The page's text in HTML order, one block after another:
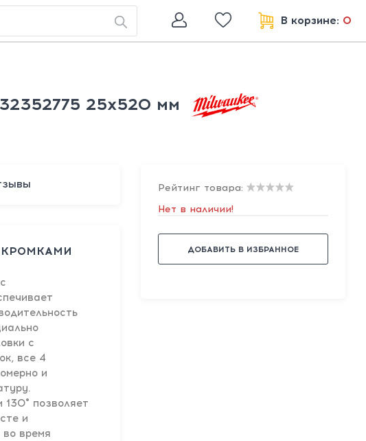
В корзине: 0
25x520 мм
КРОМКАМИ
с
все 4
и
позволяет
и
во время
Рейтинг товара:
Нет в наличии!
ДОБАВИТЬ В ИЗБРАННОЕ